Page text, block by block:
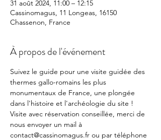
31 août 2024, 11:00 – 12:15
Cassinomagus, 11 Longeas, 16150
Chassenon, France
À propos de l'événement
Suivez le guide pour une visite guidée des
thermes gallo-romains les plus
monumentaux de France, une plongée
dans l'histoire et l'archéologie du site !
Visite avec réservation conseillée, merci de
nous envoyer un mail à
contact@cassinomagus.fr ou par téléphone